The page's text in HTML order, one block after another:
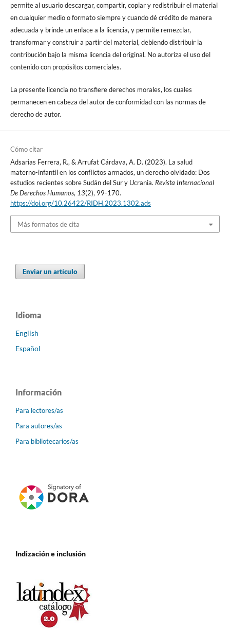
permite al usuario descargar, compartir, copiar y redistribuir el material
en cualquier medio o formato siempre y cuando dé crédito de manera
adecuada y brinde un enlace a la licencia, y permite remezclar,
transformar y construir a partir del material, debiendo distribuir la
contribución bajo la misma licencia del original. No autoriza el uso del
contenido con propósitos comerciales.
La presente licencia no transfiere derechos morales, los cuales
permanecen en cabeza del autor de conformidad con las normas de
derecho de autor.
Cómo citar
Adsarias Ferrera, R., & Arrufat Cárdava, A. D. (2023). La salud
materno-infantil en los conflictos armados, un derecho olvidado: Dos
estudios recientes sobre Sudán del Sur y Ucrania. Revista Internacional
De Derechos Humanos, 13(2), 99-170.
https://doi.org/10.26422/RIDH.2023.1302.ads
Más formatos de cita
Enviar un artículo
Idioma
English
Español
Información
Para lectores/as
Para autores/as
Para bibliotecarios/as
Indización e inclusión